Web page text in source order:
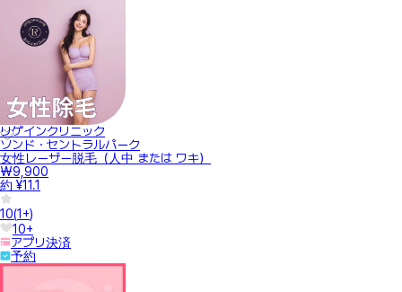
リゲインクリニック
ソンド・セントラルパーク
女性レーザー脱毛（人中 または ワキ）
₩9,900
約 ¥11.1
10(1+)
10+
アプリ決済
予約